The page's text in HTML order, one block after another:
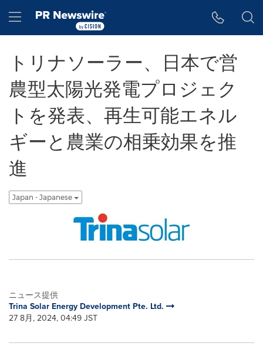
Hamburger menu
トリナソーラー、日本で営
農型太陽光発電プロジェク
トを発表、再生可能エネル
ギーと農業の相乗効果を推
進
Japan - Japanese
ニュース提供
Trina Solar Energy Development Pte. Ltd.
27 8月, 2024, 04:49 JST